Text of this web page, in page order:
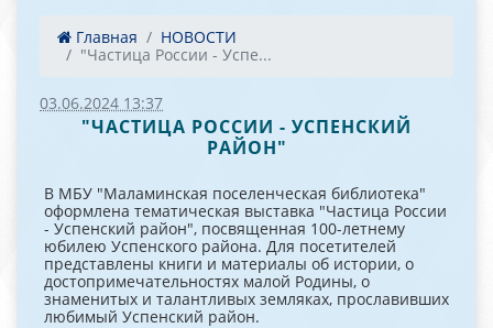
Главная
НОВОСТИ
"Частица России - Успе...
03.06.2024 13:37
"ЧАСТИЦА РОССИИ - УСПЕНСКИЙ
РАЙОН"
В МБУ "Маламинская поселенческая библиотека"
оформлена тематическая выставка "Частица России
- Успенский район", посвященная 100-летнему
юбилею Успенского района. Для посетителей
представлены книги и материалы об истории, о
достопримечательностях малой Родины, о
знаменитых и талантливых земляках, прославивших
любимый Успенский район.